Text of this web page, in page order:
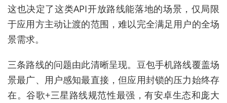
这也决定了这类API开放路线能落地的场景，仅局限
于应用方主动让渡的范围，难以完全满足用户的全场
景需求。
三条路线的问题由此清晰呈现。豆包手机路线覆盖场
景最广、用户感知最直接，但应用封锁的压力始终存
在。谷歌+三星路线规范性最强，有安卓生态和庞大